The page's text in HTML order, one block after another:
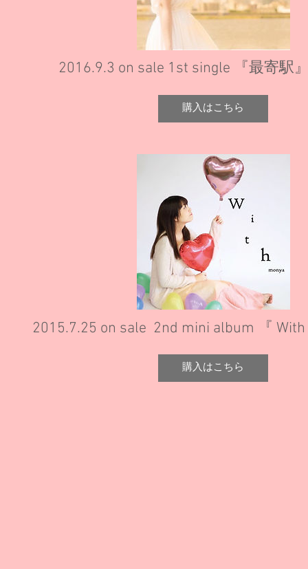
2016.9.3 on sale ​1st single 『最寄駅
購入はこちら
2015.7.25 on sale 2nd mini album 『
購入はこちら